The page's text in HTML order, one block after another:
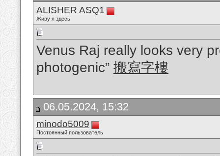
ALISHER ASQ1
Живу я здесь
Venus Raj really looks very
photogenic” 搬寫字樓
06.05.2024, 15:32
minodo5009
Постоянный пользователь